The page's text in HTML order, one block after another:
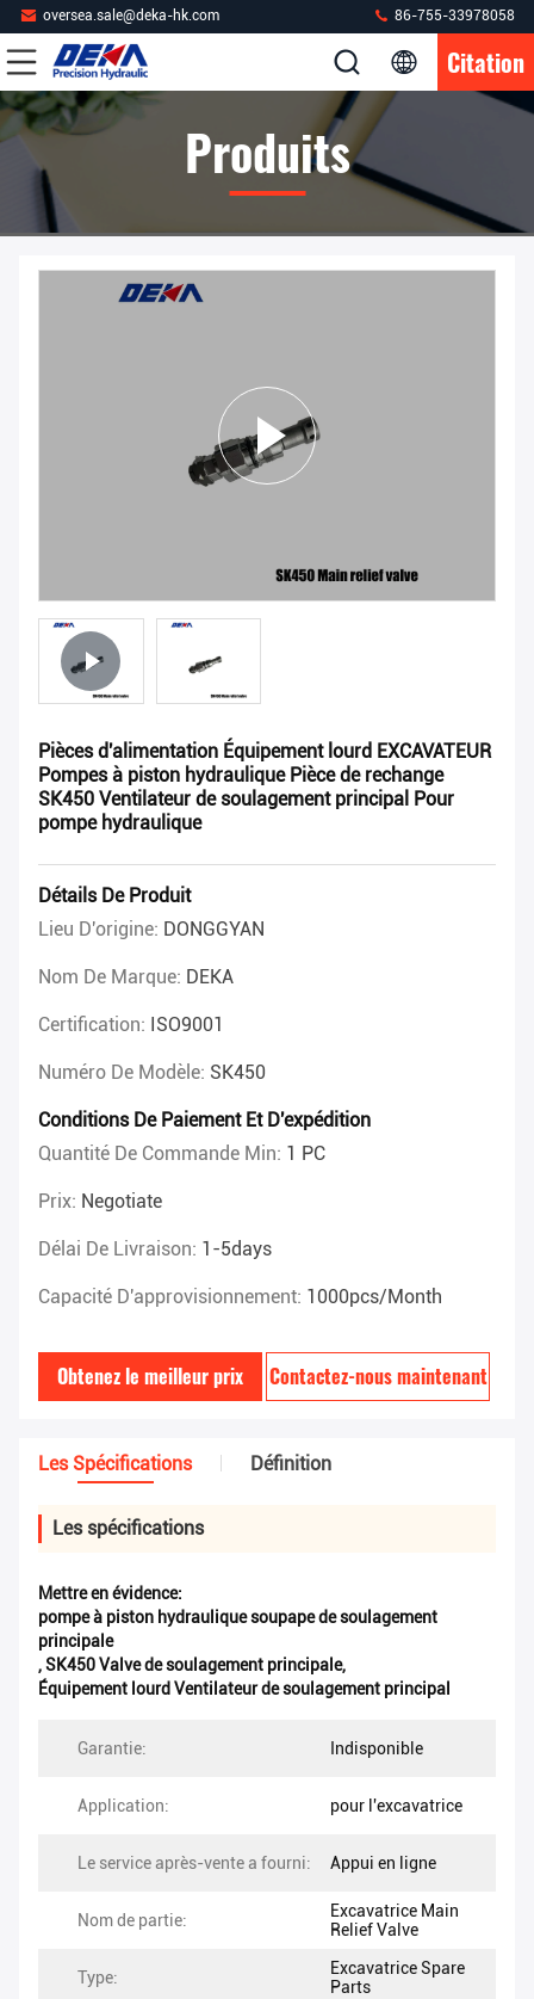
oversea.sale@deka-hk.com 86-755-33978058
Citation
Produits
Pièces d'alimentation Équipement lourd EXCAVATEUR
Pompes à piston hydraulique Pièce de rechange
SK450 Ventilateur de soulagement principal Pour
pompe hydraulique
Détails De Produit
Lieu D'origine: DONGGYAN
Nom De Marque: DEKA
Certification: ISO9001
Numéro De Modèle: SK450
Conditions De Paiement Et D'expédition
Quantité De Commande Min: 1 PC
Prix: Negotiate
Délai De Livraison: 1-5days
Capacité D'approvisionnement: 1000pcs/month
Obtenez le meilleur prix Contactez-nous maintenant
Les Spécifications Définition
Les spécifications
Mettre en évidence:
pompe à piston hydraulique soupape de soulagement
principale
,SK450 Valve de soulagement principale,
Équipement lourd Ventilateur de soulagement principal
Garantie: Indisponible
Application: pour l'excavatrice
Le service après-vente a fourni: Appui en ligne
Nom de partie:
Excavatrice Main
Relief Valve
Type:
Excavatrice Spare
Parts